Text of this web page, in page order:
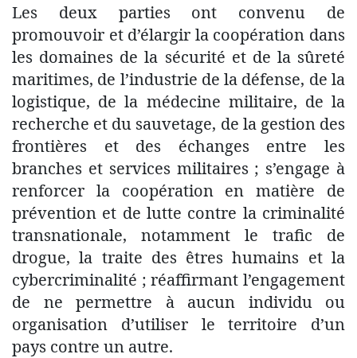
Les deux parties ont convenu de
promouvoir et d’élargir la coopération dans
les domaines de la sécurité et de la sûreté
maritimes, de l’industrie de la défense, de la
logistique, de la médecine militaire, de la
recherche et du sauvetage, de la gestion des
frontières et des échanges entre les
branches et services militaires ; s’engage à
renforcer la coopération en matière de
prévention et de lutte contre la criminalité
transnationale, notamment le trafic de
drogue, la traite des êtres humains et la
cybercriminalité ; réaffirmant l’engagement
de ne permettre à aucun individu ou
organisation d’utiliser le territoire d’un
pays contre un autre.